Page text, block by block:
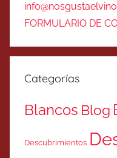
FORMULARIO DE
Categorías
Blancos Blog
Descubrimientos